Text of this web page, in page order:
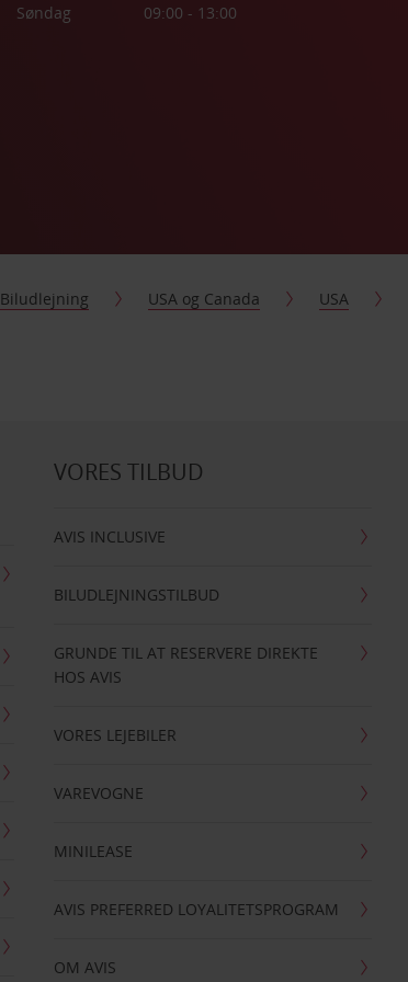
Søndag
09:00 - 13:00
Biludlejning USA og Canada USA
VORES TILBUD
AVIS INCLUSIVE
BILUDLEJNINGSTILBUD
GRUNDE TIL AT RESERVERE DIREKTE
HOS AVIS
VORES LEJEBILER
VAREVOGNE
MINILEASE
AVIS PREFERRED LOYALITETSPROGRAM
OM AVIS